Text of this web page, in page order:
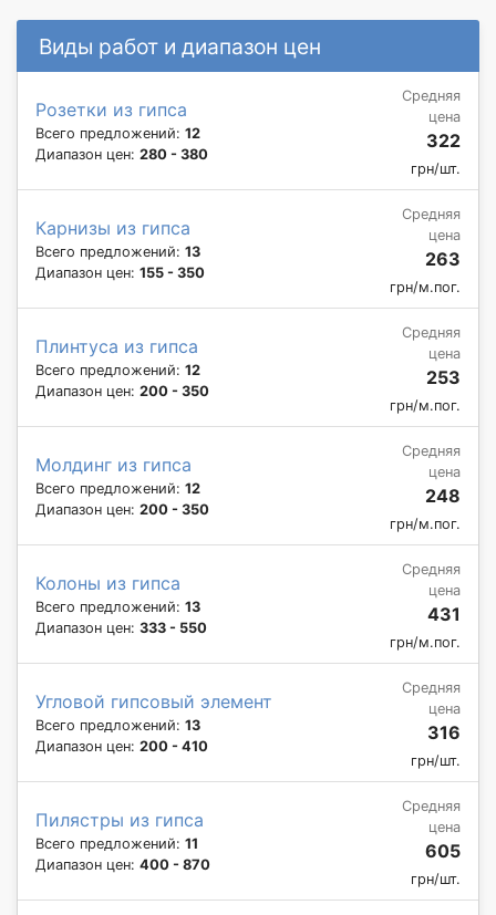
Виды работ и диапазон цен
Розетки из гипса
Всего предложений: 12
Диапазон цен: 280 - 380
Средняя
цена
322
грн/шт.
Карнизы из гипса
Всего предложений: 13
Диапазон цен: 155 - 350
Средняя
цена
263
грн/м.пог.
Плинтуса из гипса
Всего предложений: 12
Диапазон цен: 200 - 350
Средняя
цена
253
грн/м.пог.
Молдинг из гипса
Всего предложений: 12
Диапазон цен: 200 - 350
Средняя
цена
248
грн/м.пог.
Колоны из гипса
Всего предложений: 13
Диапазон цен: 333 - 550
Средняя
цена
431
грн/м.пог.
Угловой гипсовый элемент
Всего предложений: 13
Диапазон цен: 200 - 410
Средняя
цена
316
грн/шт.
Пилястры из гипса
Всего предложений: 11
Диапазон цен: 400 - 870
Средняя
цена
605
грн/шт.